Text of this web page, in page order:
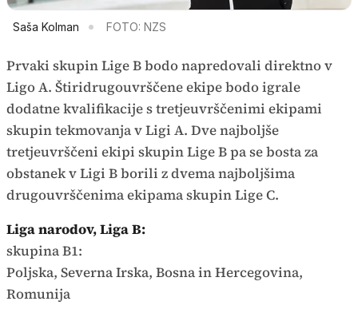
Saša Kolman FOTO: NZS
Prvaki skupin Lige B bodo napredovali direktno v
Ligo A. Štiridrugouvrščene ekipe bodo igrale
dodatne kvalifikacije s tretjeuvrščenimi ekipami
skupin tekmovanja v Ligi A. Dve najboljše
tretjeuvrščeni ekipi skupin Lige B pa se bosta za
obstanek v Ligi B borili z dvema najboljšima
drugouvrščenima ekipama skupin Lige C.
Liga narodov, Liga B:
skupina B1:
Poljska, Severna Irska, Bosna in Hercegovina,
Romunija